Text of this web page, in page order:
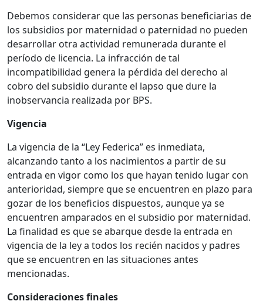
Debemos considerar que las personas beneficiarias de
los subsidios por maternidad o paternidad no pueden
desarrollar otra actividad remunerada durante el
período de licencia. La infracción de tal
incompatibilidad genera la pérdida del derecho al
cobro del subsidio durante el lapso que dure la
inobservancia realizada por BPS.
Vigencia
La vigencia de la “Ley Federica” es inmediata,
alcanzando tanto a los nacimientos a partir de su
entrada en vigor como los que hayan tenido lugar con
anterioridad, siempre que se encuentren en plazo para
gozar de los beneficios dispuestos, aunque ya se
encuentren amparados en el subsidio por maternidad.
La finalidad es que se abarque desde la entrada en
vigencia de la ley a todos los recién nacidos y padres
que se encuentren en las situaciones antes
mencionadas.
Consideraciones finales